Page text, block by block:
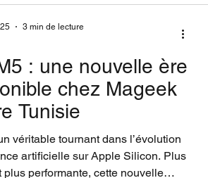
: une nouvelle ère
chez Mageek
Tunisie
véritable tournant dans l’évolution
artificielle sur Apple Silicon. Plus
performante, cette nouvelle
3 min de lecture